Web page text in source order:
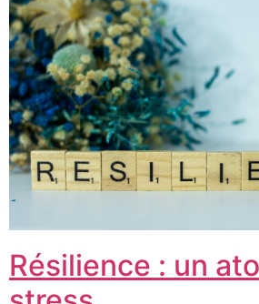
Résilience : un